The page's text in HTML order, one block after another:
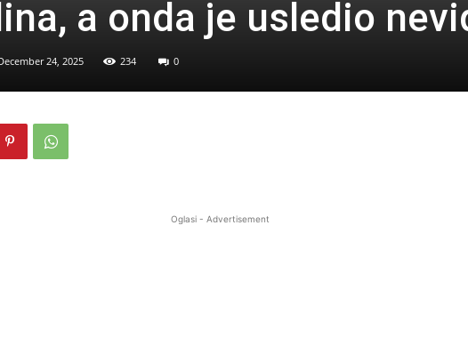
a onda je usledio
24, 2025 234 0
Oglasi - Advertisement